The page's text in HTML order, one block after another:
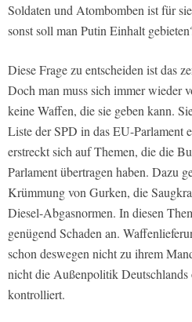
Soldaten und Atombomben ist für
sonst soll man Putin Einhalt
Diese Frage zu entscheiden ist das
Doch man muss sich immer wieder
keine Waffen, die sie geben kann.
Liste der SPD in das EU-Parlament
erstreckt sich auf Themen, die die
Parlament übertragen haben. Dazu
Krümmung von Gurken, die
Diesel-Abgasnormen. In diesen
genügend Schaden an.
schon deswegen nicht zu ihrem
nicht die Außenpolitik
kontrolliert.